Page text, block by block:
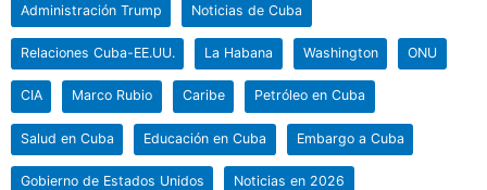
Administración Trump Noticias de Cuba
Relaciones Cuba-EE.UU. La Habana Washington ONU
CIA Marco Rubio Caribe Petróleo en Cuba
Salud en Cuba Educación en Cuba Embargo a Cuba
Gobierno de Estados Unidos Noticias en 2026